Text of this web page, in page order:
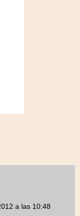
a las 10:48